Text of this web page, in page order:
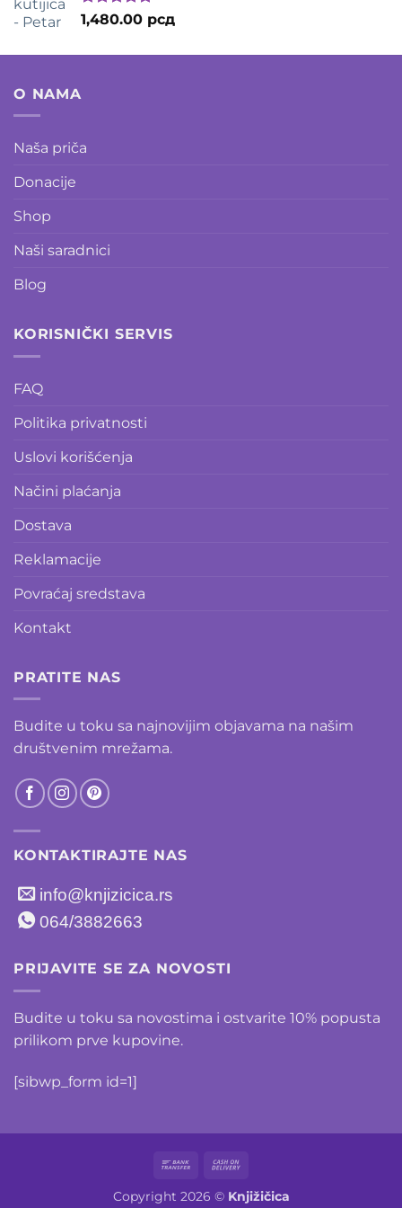
Оцењено
са
1,480.00 рсд
O NAMA
Naša priča
Donacije
Shop
Naši saradnici
Blog
KORISNIČKI SERVIS
FAQ
Politika privatnosti
Uslovi korišćenja
Načini plaćanja
Dostava
Reklamacije
Povraćaj sredstava
Kontakt
PRATITE NAS
Budite u toku sa najnovijim objavama na našim
društvenim mrežama.
KONTAKTIRAJTE NAS
info@knjizicica.rs
064/3882663
PRIJAVITE SE ZA NOVOSTI
Budite u toku sa novostima i ostvarite 10% popusta
prilikom prve kupovine.
[sibwp_form id=1]
Bank
Delivery
Copyright 2026 © Knjižičica